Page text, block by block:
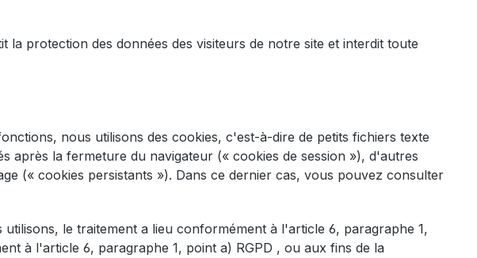
protection des données des visiteurs de notre site et interdit toute
nous utilisons des cookies, c'est-à-dire de petits fichiers texte
après la fermeture du navigateur (« cookies de session »), d'autres
(« cookies persistants »). Dans ce dernier cas, vous pouvez consulter
le traitement a lieu conformément à l'article 6, paragraphe 1,
à l'article 6, paragraphe 1, point a) RGPD , ou aux fins de la